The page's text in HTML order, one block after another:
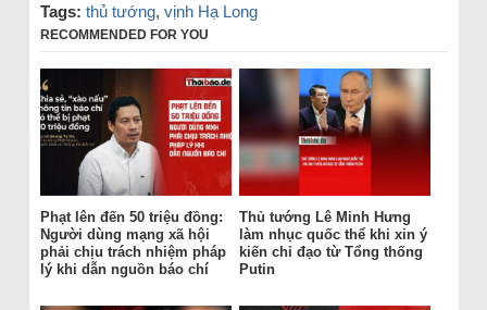
Tags: thủ tướng, vịnh Hạ Long
RECOMMENDED FOR YOU
Phạt lên đến 50 triệu đồng:
Người dùng mạng xã hội
phải chịu trách nhiệm pháp
lý khi dẫn nguồn báo chí
Thủ tướng Lê Minh Hưng
làm nhục quốc thể khi xin ý
kiến chỉ đạo từ Tổng thống
Putin